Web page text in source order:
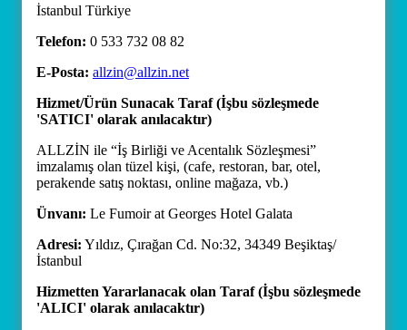
İstanbul Türkiye
Telefon: 0 533 732 08 82
E-Posta: allzin@allzin.net
Hizmet/Ürün Sunacak Taraf (İşbu sözleşmede
'SATICI' olarak anılacaktır)
ALLZİN ile “İş Birliği ve Acentalık Sözleşmesi”
imzalamış olan tüzel kişi, (cafe, restoran, bar, otel,
perakende satış noktası, online mağaza, vb.)
Ünvanı: Le Fumoir at Georges Hotel Galata
Adresi: Yıldız, Çırağan Cd. No:32, 34349 Beşiktaş/
İstanbul
Hizmetten Yararlanacak olan Taraf (İşbu sözleşmede
'ALICI' olarak anılacaktır)